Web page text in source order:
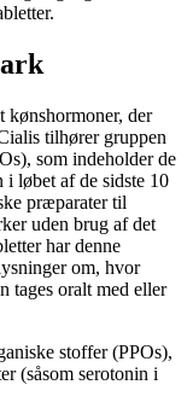
kønshormoner, der
tilhører gruppen
som indeholder de
i løbet af de sidste 10
præparater til
uden brug af det
har denne
om, hvor
tages oralt med eller
stoffer (PPOs),
(såsom serotonin i